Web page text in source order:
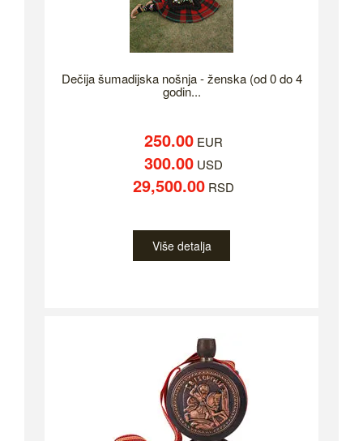
Dečija šumadijska nošnja - ženska (od 0 do 4
godin...
250.00 EUR
300.00 USD
29,500.00 RSD
Više detalja